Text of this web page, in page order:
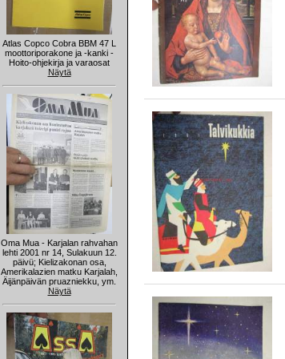
Atlas Copco Cobra BBM 47 L
moottoriporakone ja -kanki -
Hoito-ohjekirja ja varaosat
Näytä
Oma Mua - Karjalan rahvahan
lehti 2001 nr 14, Sulakuun 12.
päivü; Kielizakonan osa,
Amerikalazien matku Karjalah,
Äijänpäivän pruazniekku, ym.
Näytä